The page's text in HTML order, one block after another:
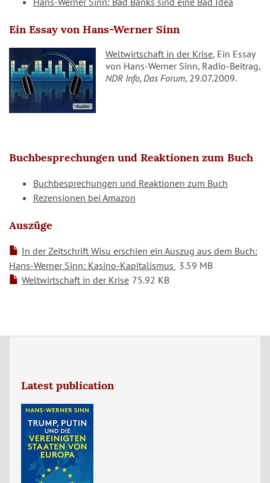
Ein Essay von Hans-Werner Sinn
Weltwirtschaft in der Krise, Ein Essay
von Hans-Werner Sinn, Radio-Beitrag,
NDR Info, Das Forum, 29.07.2009.
Buchbesprechungen und Reaktionen zum Buch
Buchbesprechungen und Reaktionen zum Buch
Rezensionen bei Amazon
Auszüge
In der Zeitschrift Wisu erschien ein Auszug aus dem Buch:
Hans-Werner Sinn: Kasino-Kapitalismus 3.59 MB
Weltwirtschaft in der Krise 75.92 KB
Latest publication